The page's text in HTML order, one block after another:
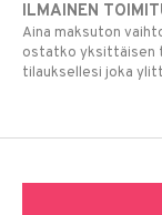
ILMAINEN
Aina maksuton
ostatko yksittäisen
tilauksellesi joka